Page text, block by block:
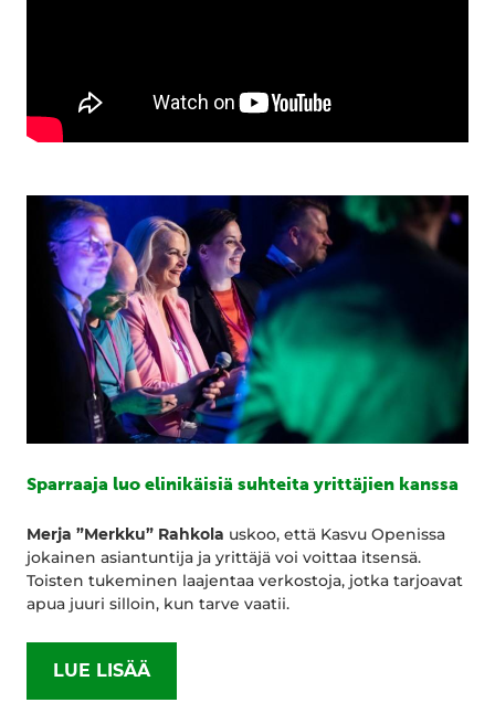
Sparraaja luo elinikäisiä suhteita yrittäjien kanssa
Merja ”Merkku” Rahkola uskoo, että Kasvu Openissa
jokainen asiantuntija ja yrittäjä voi voittaa itsensä.
Toisten tukeminen laajentaa verkostoja, jotka tarjoavat
apua juuri silloin, kun tarve vaatii.
LUE LISÄÄ